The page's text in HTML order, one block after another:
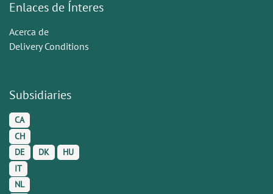
Enlaces de Ínteres
Acerca de
Delivery Conditions
Subsidiaries
CA
CH
DE
DK
HU
IT
NL